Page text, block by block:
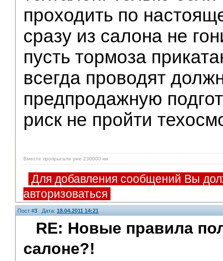
проходить по
сразу из салона не
пусть тормоза
всегда проводят
предпродажную
риск не пройти
Вместе пропрыгали уже 230000 км
Для добавления сообщений Вы
авторизоваться
Пост #3 Дата: 18.04.2011 14:21
RE: Новые правила
салоне?!